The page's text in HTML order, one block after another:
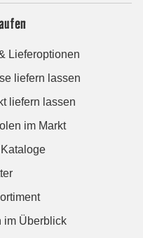
Lieferoptionen
liefern lassen
liefern lassen
im Markt
im Überblick